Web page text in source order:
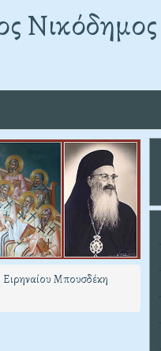
Νικόδημος
Ειρηναίου Μπουσδέκη